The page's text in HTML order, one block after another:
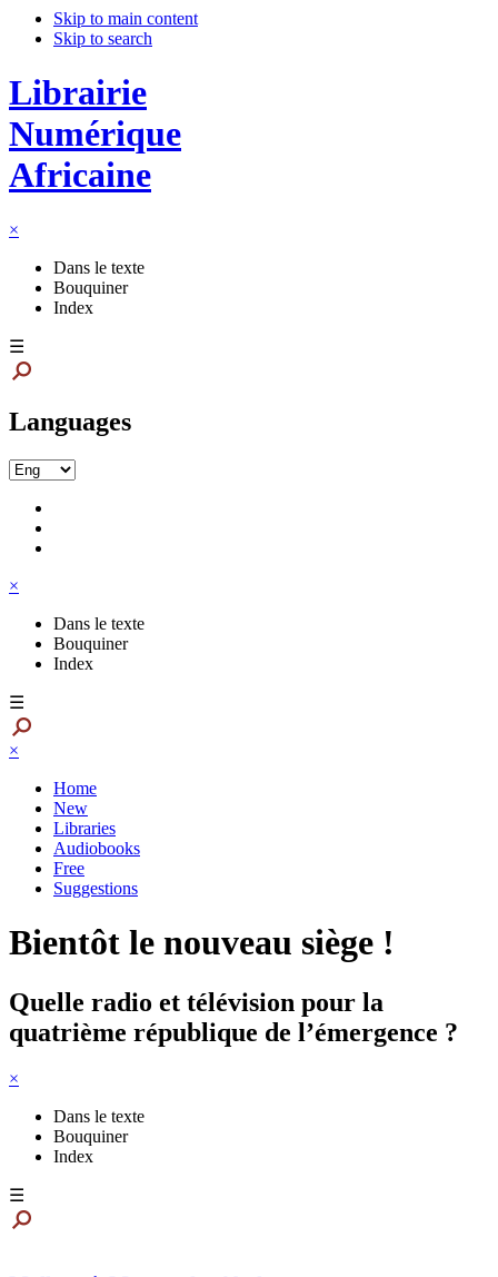
Skip to main content
Skip to search
Librairie
Numérique
Africaine
×
Dans le texte
Bouquiner
Index
☰
Languages
×
Dans le texte
Bouquiner
Index
☰
×
Home
New
Libraries
Audiobooks
Free
Suggestions
Bientôt le nouveau siège !
Quelle radio et télévision pour la
quatrième république de l’émergence ?
×
Dans le texte
Bouquiner
Index
☰